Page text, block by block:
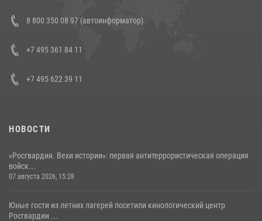
В Росгвардии прошла военно-научная конференция по обобщению
боевого опыта
8 800 350 08 97 (автоинформатор)
+7 495 361 84 11
+7 495 622 39 11
НОВОСТИ
«Росгвардия. Вехи истории»: первая антитеррористическая операция
войск...
07 августа 2026, 15:28
Юные гости из летних лагерей посетили кинологический центр
Росгвардии ...